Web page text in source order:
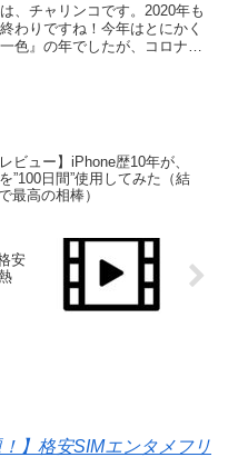
、チャリンコです。2020年も
わりですね！今年はとにかく
一色』の年でしたが、コロナシ
ビュー】iPhone歴10年が、
”100日間”使用してみた（結
最高の相棒）
安
】格安SIMエンタメフリ